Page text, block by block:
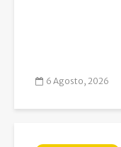
6 Agosto, 2026